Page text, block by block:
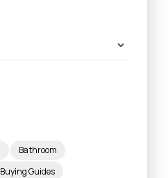
Bathroom
Buying Guides